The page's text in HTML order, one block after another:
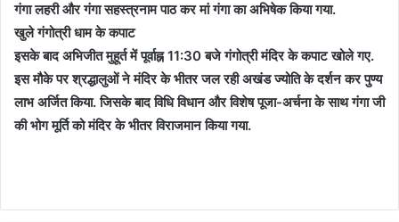
गंगा लहरी और गंगा सहस्त्रनाम पाठ कर मां गंगा का अभिषेक किया गया.
खुले गंगोत्री धाम के कपाट
इसके बाद अभिजीत मुहूर्त में पूर्वाह्न 11:30 बजे गंगोत्री मंदिर के कपाट खोले गए.
इस मौके पर श्रद्धालुओं ने मंदिर के भीतर जल रही अखंड ज्योति के दर्शन कर पुण्य
लाभ अर्जित किया. जिसके बाद विधि विधान और विशेष पूजा-अर्चना के साथ गंगा जी
की भोग मूर्ति को मंदिर के भीतर विराजमान किया गया.